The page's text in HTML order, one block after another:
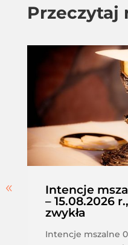
Przeczytaj
Intencje
– 15.08.2026
zwykła
Intencje mszalne